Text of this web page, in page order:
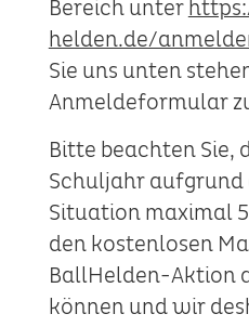
Bereich unter
helden.de/
Sie uns unten
Anmeldeformular
Bitte beachten Sie,
Schuljahr aufgrund
Situation maximal
den kostenlosen
BallHelden-Aktion
können und wir